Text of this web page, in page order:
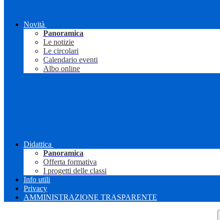
Novità
Panoramica
Le notizie
Le circolari
Calendario eventi
Albo online
Didattica
Panoramica
Offerta formativa
I progetti delle classi
Info utili
Privacy
AMMINISTRAZIONE TRASPARENTE